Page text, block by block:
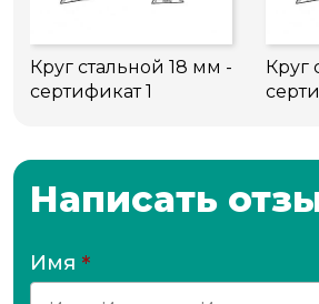
Круг стальной 18 мм -
сертификат 1
Круг
Написать
Имя *